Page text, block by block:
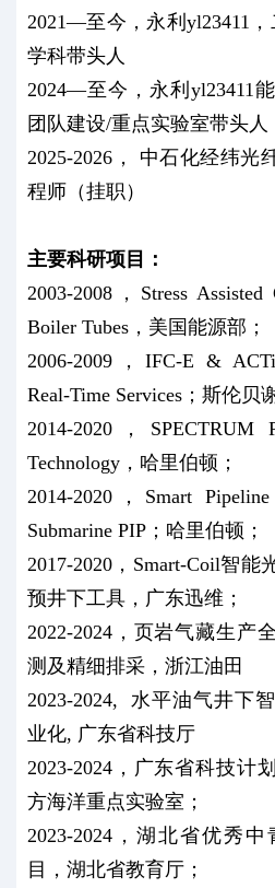
2021—至今，永利yl23411
学科带头人
2024—至今，永利yl23411
团队建设/重点实验室带头人
2025-2026， 中石化经纬光
程师（挂职）
主要科研项目：
2003-2008，Stress
Boiler Tubes，美国能源部；
2006-2009，IFC-E &
Real-Time Services；斯伦贝
2014-2020，SPECTRUM
Technology，哈里伯顿；
2014-2020，Smart
Submarine PIP；哈里伯顿；
2017-2020，Smart-Coil智
预井下工具，广东迅维；
2022-2024，页岩气藏生产
测及精细排采，浙江油田
2023-2024, 水平油气井下
业化, 广东省科技厅
2023-2024，广东省科技计
方海洋重点实验室；
2023-2024，湖北省优秀
目，湖北省教育厅；